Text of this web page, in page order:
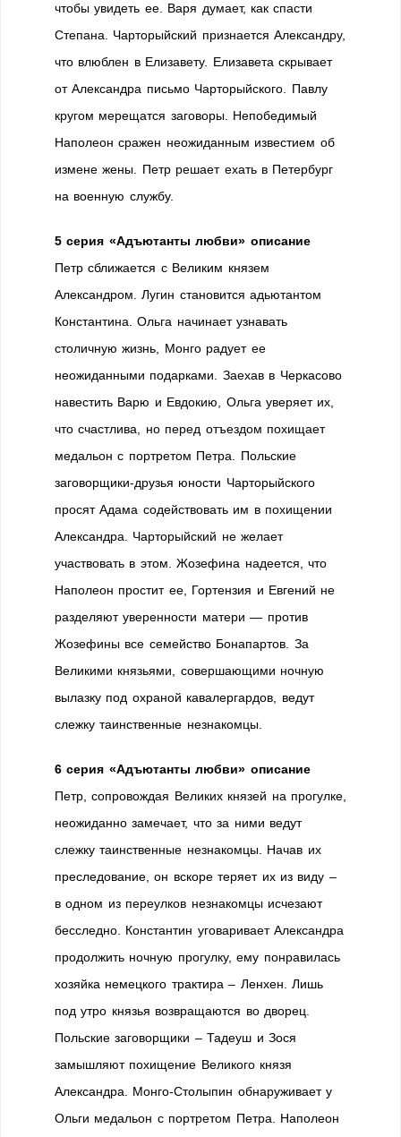
чтобы увидеть ее. Варя думает, как спасти
Степана. Чарторыйский признается Александру,
что влюблен в Елизавету. Елизавета скрывает
от Александра письмо Чарторыйского. Павлу
кругом мерещатся заговоры. Непобедимый
Наполеон сражен неожиданным известием об
измене жены. Петр решает ехать в Петербург
на военную службу.
5 серия «Адъютанты любви» описание
Петр сближается с Великим князем
Александром. Лугин становится адьютантом
Константина. Ольга начинает узнавать
столичную жизнь, Монго радует ее
неожиданными подарками. Заехав в Черкасово
навестить Варю и Евдокию, Ольга уверяет их,
что счастлива, но перед отъездом похищает
медальон с портретом Петра. Польские
заговорщики-друзья юности Чарторыйского
просят Адама содействовать им в похищении
Александра. Чарторыйский не желает
участвовать в этом. Жозефина надеется, что
Наполеон простит ее, Гортензия и Евгений не
разделяют уверенности матери — против
Жозефины все семейство Бонапартов. За
Великими князьями, совершающими ночную
вылазку под охраной кавалергардов, ведут
слежку таинственные незнакомцы.
6 серия «Адъютанты любви» описание
Петр, сопровождая Великих князей на прогулке,
неожиданно замечает, что за ними ведут
слежку таинственные незнакомцы. Начав их
преследование, он вскоре теряет их из виду –
в одном из переулков незнакомцы исчезают
бесследно. Константин уговаривает Александра
продолжить ночную прогулку, ему понравилась
хозяйка немецкого трактира – Ленхен. Лишь
под утро князья возвращаются во дворец.
Польские заговорщики – Тадеуш и Зося
замышляют похищение Великого князя
Александра. Монго-Столыпин обнаруживает у
Ольги медальон с портретом Петра. Наполеон